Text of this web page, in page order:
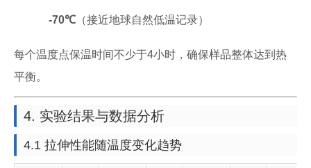
-70℃ （接近地球自然低温记录）
每个温度点保温时间不少于4小时，确保样品整体达到热
平衡。
4. 实验结果与数据分析
4.1 拉伸性能随温度变化趋势